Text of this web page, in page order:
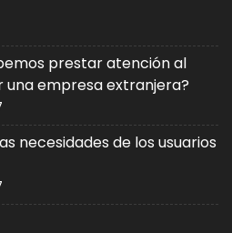
prestar atención al
empresa extranjera?
necesidades de los usuarios